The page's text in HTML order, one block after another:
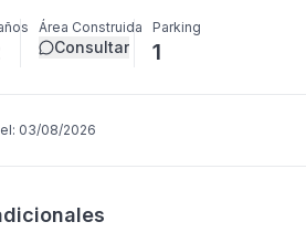
Área Construida
Consultar
Parking
1
03/08/2026